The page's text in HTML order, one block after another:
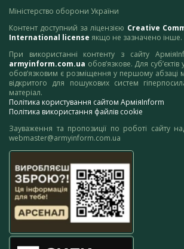
Міністерство оборони України
Контент доступний за ліцензією Creative
International license якщо не зазначено інше.
При використанні контенту з сайту
armyinform.com.ua обов’язкове. Для
обов’язковим є розміщення у першому абзаці
відкритого для пошукових систем
матеріал.
Політика користування сайтом АрміяInform
Політика використання файлів cookie
Зауваження та пропозиції по роботі сайту
webmaster@armyinform.com.ua